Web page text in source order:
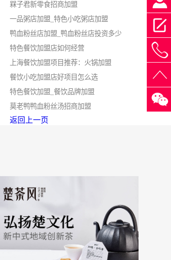
槑子君新零食招商加盟
一品粥店加盟_特色小吃粥店加盟
鸭血粉丝店加盟_鸭血粉丝店投资多少
特色餐饮加盟店如何经营
上海餐饮加盟项目推荐：火锅加盟
餐饮小吃加盟店好项目怎么选
特色餐饮加盟_餐饮品牌加盟
莫老鸭鸭血粉丝汤招商加盟
返回上一页